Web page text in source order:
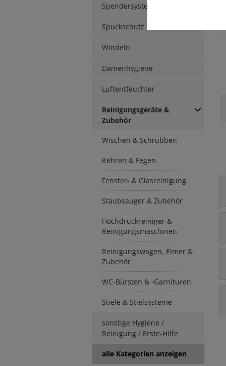
Spendersysteme
Spuckschutz
Windeln
Damenhygiene
Luftentfeuchter
Reinigungsgeräte &
Zubehör
Wischen & Schrubben
Kehren & Fegen
Fenster- & Glasreinigung
Staubsauger & Zubehör
Hochdruckreiniger &
Reinigungsmaschinen
Reinigungswagen, Eimer &
Zubehör
WC-Bürsten & -Garnituren
Stiele & Stielsysteme
sonstige Hygiene /
Reinigung / Erste-Hilfe
alle Kategorien anzeigen